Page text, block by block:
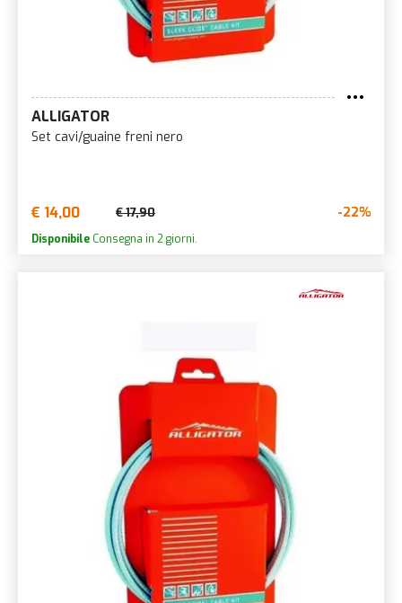
ALLIGATOR
Set cavi/guaine freni nero
€ 14,00 € 17,90 -22%
Disponibile Consegna in 2 giorni.